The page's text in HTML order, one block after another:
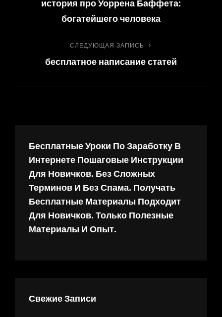
записям
запись
история про Уоррена Баффета:
богатейшего человека
Следующая
запись
СЛЕДУЮЩАЯ ЗАПИСЬ
бесплатное написание статей
Бесплатные Уроки По Заработку В
Интернете Пошаговые Инструкции
Для Новичков. Без Сложных
Терминов И Без Спама. Получать
Бесплатные Материалы Подходит
Для Новичков. Только Полезные
Материалы И Опыт.
Свежие Записи